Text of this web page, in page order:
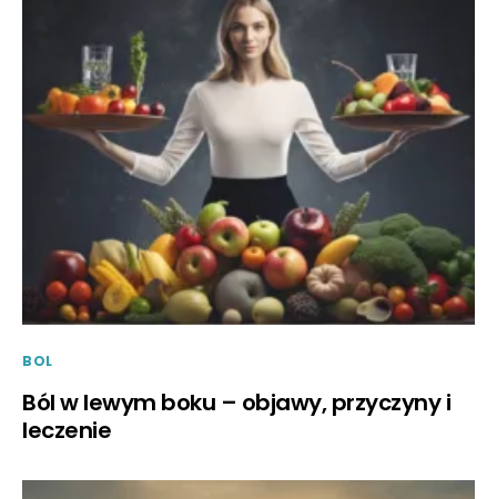
BOL
Ból w lewym boku – objawy, przyczyny i
leczenie